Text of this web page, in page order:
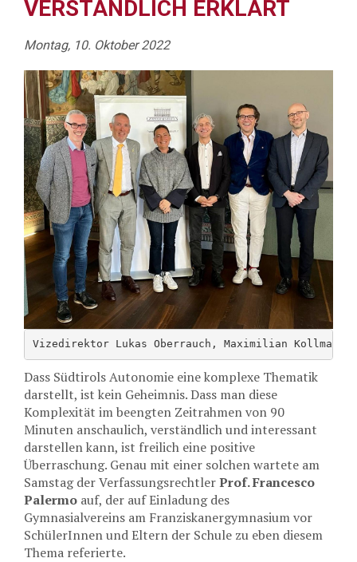
VERSTÄNDLICH ERKLÄRT
Montag, 10. Oktober 2022
Vizedirektor Lukas Oberrauch, Maximilian Kollmann
Dass Südtirols Autonomie eine komplexe Thematik
darstellt, ist kein Geheimnis. Dass man diese
Komplexität im beengten Zeitrahmen von 90
Minuten anschaulich, verständlich und interessant
darstellen kann, ist freilich eine positive
Überraschung. Genau mit einer solchen wartete am
Samstag der VerfassungsrechtlerProf. Francesco
Palermo auf, der auf Einladung des
Gymnasialvereins am Franziskanergymnasium vor
SchülerInnen und Eltern der Schule zu eben diesem
Thema referierte.